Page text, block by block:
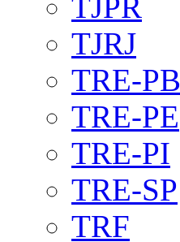
TJRJ
TRE-PB
TRE-PE
TRE-PI
TRE-SP
TRF